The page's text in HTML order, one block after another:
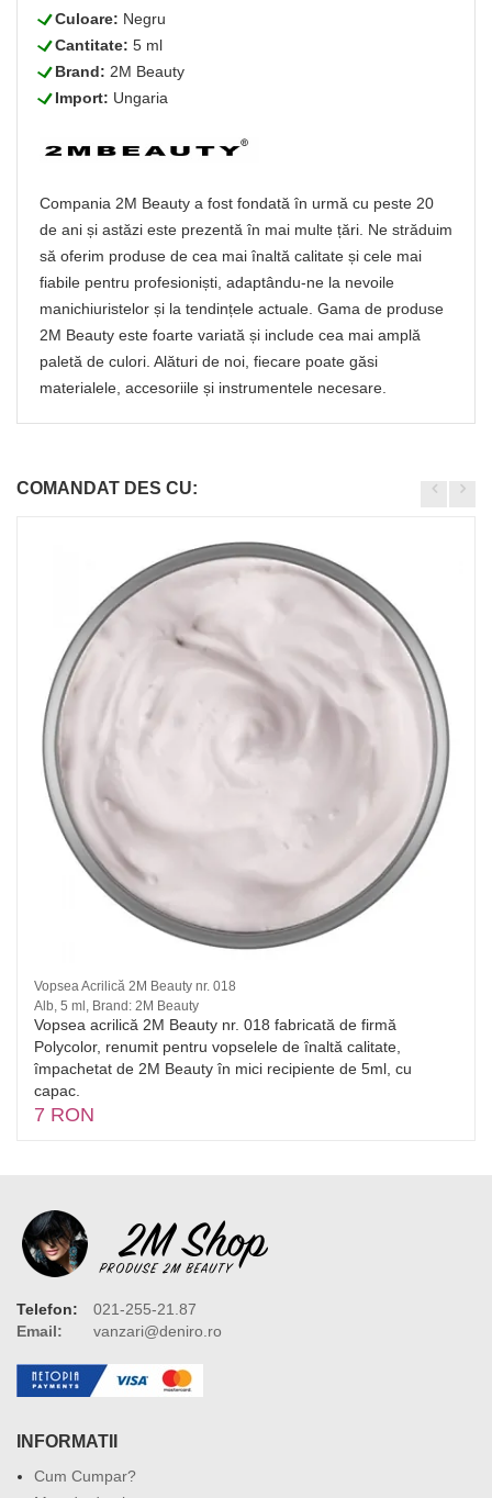
LCuloare: Negru
LCantitate: 5 ml
LBrand: 2M Beauty
LImport: Ungaria
Compania 2M Beauty a fost fondată în urmă cu peste 20
de ani și astăzi este prezentă în mai multe țări. Ne străduim
să oferim produse de cea mai înaltă calitate și cele mai
fiabile pentru profesioniști, adaptându-ne la nevoile
manichiuristelor și la tendințele actuale. Gama de produse
2M Beauty este foarte variată și include cea mai amplă
paletă de culori. Alături de noi, fiecare poate găsi
materialele, accesoriile și instrumentele necesare.
COMANDAT DES CU:
Vopsea Acrilică 2M Beauty nr. 018
Alb, 5 ml, Brand: 2M Beauty
Vopsea acrilică 2M Beauty nr. 018 fabricată de firmă
Polycolor, renumit pentru vopselele de înaltă calitate,
împachetat de 2M Beauty în mici recipiente de 5ml, cu
capac.
7 RON
Telefon:
021-255-21.87
Email:
vanzari@deniro.ro
INFORMATII
Cum Cumpar?